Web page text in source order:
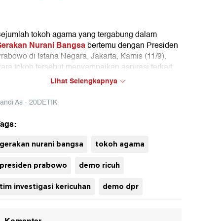
tokoh agama yang tergabung dalam
Nurani Bangsabertemu dengan Presiden
di Istana Negara, Jakarta, Kamis (11/9).
tokoh tersebut menyampaikan aspirasi terkait
mengatakan Prabowo menerima dan
tuntutan tersebut. GNB juga menyebut,
akan membentuk tim investigasi kericuhan
demo beberapa waktu lalu.
Lihat Selengkapnya
As - 20DETIK
gerakan nurani bangsa tokoh agama
presiden prabowo demo ricuh
tim investigasi kericuhan demo dpr